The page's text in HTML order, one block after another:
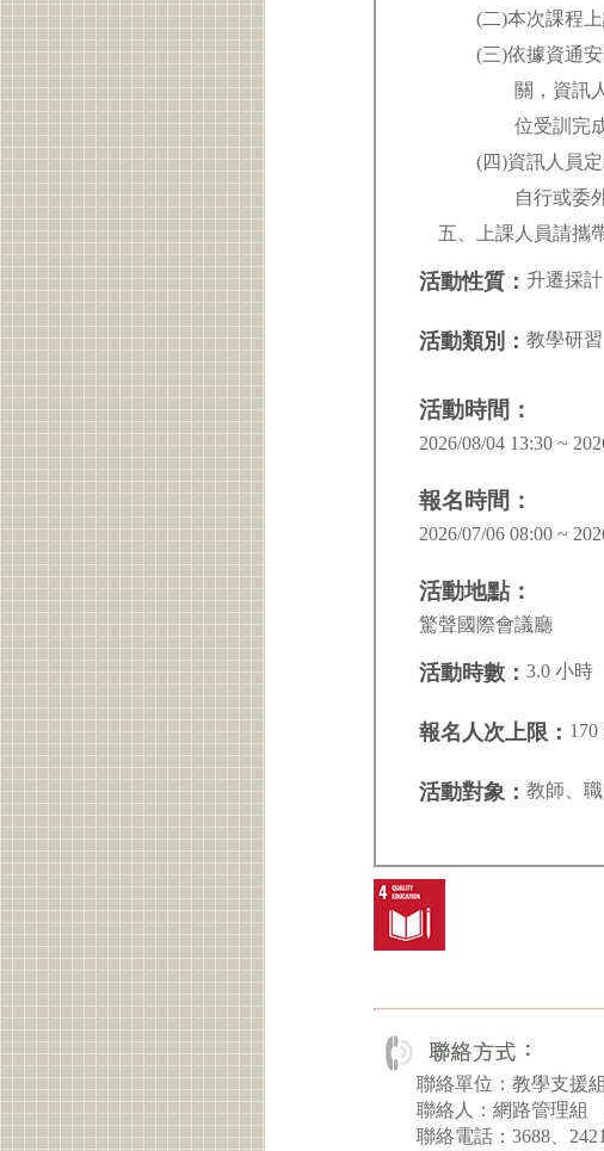
(二)本次課程上課
(三)依據資通安全
關，資訊人員每
位受訓完成率
(四)資訊人員定義
自行或委外開
五、上課人員請攜帶
活動性質： 升遷採計
活動類別： 教學研習
活動時間：
2026/08/04 13:30 ~
報名時間：
2026/07/06 08:00 ~
活動地點：
驚聲國際會議廳
活動時數： 3.0 小時
報名人次上限： 170
活動對象： 教師、
聯絡單位：教學支援組
聯絡人：網路管理組
聯絡電話：3688、2421